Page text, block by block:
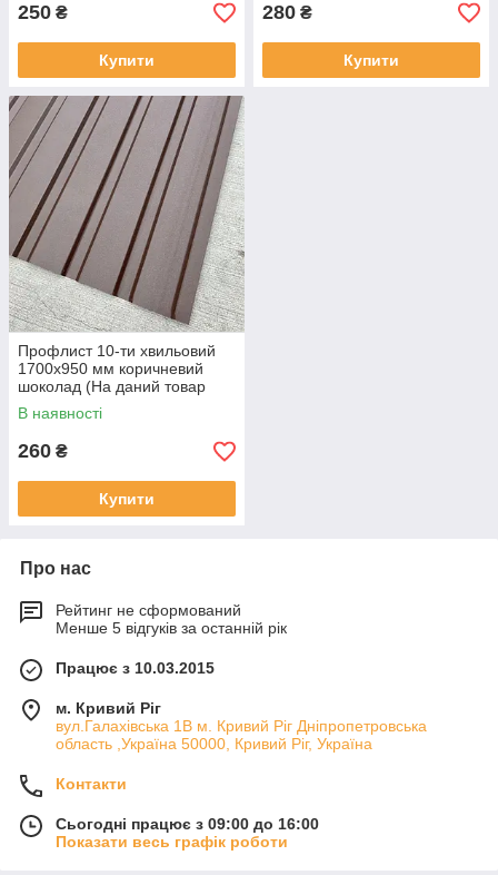
250 ₴
Купити
280 ₴
Купити
Профлист 10-ти хвильовий
1700х950 мм коричневий
шоколад (На даний товар
доставка Новою поштою не
здійснюється)
В наявності
260 ₴
Купити
Про нас
Рейтинг не сформований
Менше 5 відгуків за останній рік
Працює з 10.03.2015
м. Кривий Ріг
вул.Галахівська 1В м. Кривий Ріг Дніпропетровська
область ,Україна 50000, Кривий Ріг, Україна
Контакти
Сьогодні працює з 09:00 до 16:00
Показати весь графік роботи